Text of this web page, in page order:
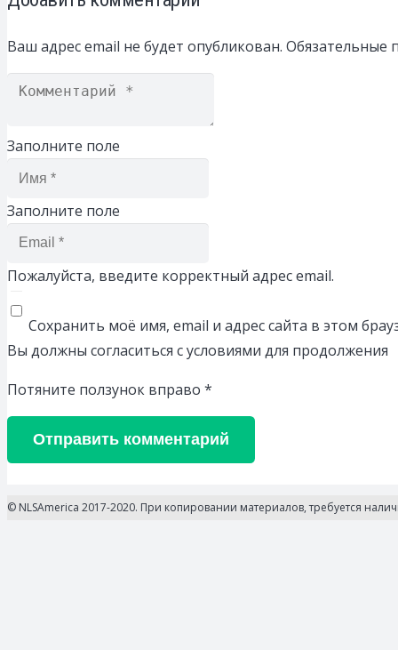
Ваш адрес email не будет опубликован. Обязательные
Заполните поле
Заполните поле
Пожалуйста, введите корректный адрес email.
Сохранить моё имя, email и адрес сайта в этом
Вы должны согласиться с условиями для продолжения
Потяните ползунок вправо *
Отправить комментарий
© NLSAmerica 2017-2020. При копировании материалов, требуется